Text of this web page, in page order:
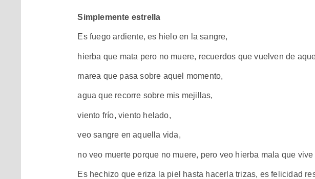
Simplemente estrella
Es fuego ardiente, es hielo en la sangre,
hierba que mata pero no muere, recuerdos que vuelven de
marea que pasa sobre aquel momento,
agua que recorre sobre mis mejillas,
viento frío, viento helado,
veo sangre en aquella vida,
no veo muerte porque no muere, pero veo hierba mala que
Es hechizo que eriza la piel hasta hacerla trizas, es felicidad